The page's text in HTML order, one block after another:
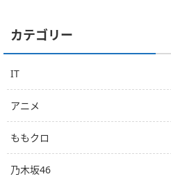
カテゴリー
IT
アニメ
ももクロ
乃木坂46